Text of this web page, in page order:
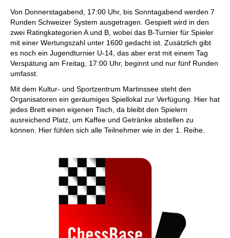
Von Donnerstagabend, 17:00 Uhr, bis Sonntagabend werden 7
Runden Schweizer System ausgetragen. Gespielt wird in den
zwei Ratingkategorien A und B, wobei das B-Turnier für Spieler
mit einer Wertungszahl unter 1600 gedacht ist. Zusätzlich gibt
es noch ein Jugendturnier U-14, das aber erst mit einem Tag
Verspätung am Freitag, 17:00 Uhr, beginnt und nur fünf Runden
umfasst.
Mit dem Kultur- und Sportzentrum Martinssee steht den
Organisatoren ein geräumiges Spiellokal zur Verfügung. Hier hat
jedes Brett einen eigenen Tisch, da bleibt den Spielern
ausreichend Platz, um Kaffee und Getränke abstellen zu
können. Hier fühlen sich alle Teilnehmer wie in der 1. Reihe.